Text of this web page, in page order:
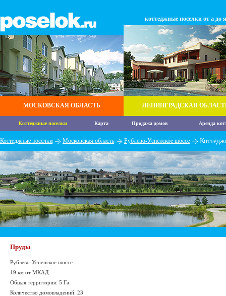
МОСКОВСКАЯ ОБЛАСТЬ
коттеджные поселки от а до я
ЛЕНИНГРАДСКАЯ
Коттеджные поселки Карта Продажа домов Аренда
Коттеджные поселки Московская область Рублево-Успенское шоссе
Пруды
Рублево-Успенское шоссе
19 км от МКАД
Общая территория: 5 Га
Количество домовладений: 23